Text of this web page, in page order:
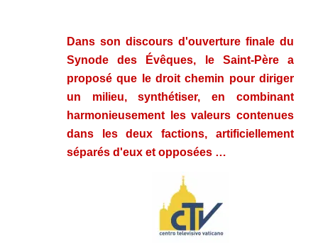
Dans son discours d'ouverture finale du
Synode des Évêques, le Saint-Père a
proposé que le droit chemin pour diriger
un milieu, synthétiser, en combinant
harmonieusement les valeurs contenues
dans les deux factions, artificiellement
séparés d'eux et opposées …